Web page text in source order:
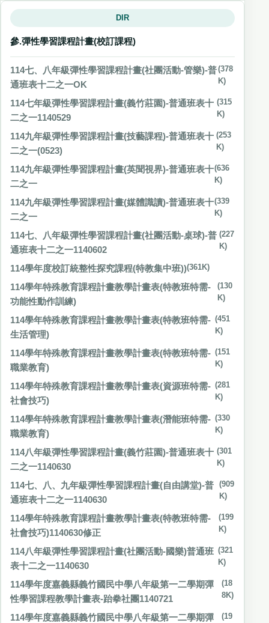
DIR
參.彈性學習課程計畫(校訂課程)
114七、八年級彈性學習課程計畫(社團活動-管樂)-普
通班表十二之一OK
(378
K)
114七年級彈性學習課程計畫(義竹莊園)-普通班表十
二之一1140529
(315
K)
114九年級彈性學習課程計畫(技藝課程)-普通班表十
二之一(0523)
(253
K)
114九年級彈性學習課程計畫(英聞視界)-普通班表十
二之一
(636
K)
114九年級彈性學習課程計畫(媒體識讀)-普通班表十
二之一
(339
K)
114七、八年級彈性學習課程計畫(社團活動-桌球)-普
通班表十二之一1140602
(227
K)
114學年度校訂統整性探究課程(特教集中班))(361K)
114學年特殊教育課程計畫教學計畫表(特教班特需-
功能性動作訓練)
(130
K)
114學年特殊教育課程計畫教學計畫表(特教班特需-
生活管理)
(451
K)
114學年特殊教育課程計畫教學計畫表(特教班特需-
職業教育)
(151
K)
114學年特殊教育課程計畫教學計畫表(資源班特需-
社會技巧)
(281
K)
114學年特殊教育課程計畫教學計畫表(潛能班特需-
職業教育)
(330
K)
114八年級彈性學習課程計畫(義竹莊園)-普通班表十
二之一1140630
(301
K)
114七、八、九年級彈性學習課程計畫(自由講堂)-普
通班表十二之一1140630
(909
K)
114學年特殊教育課程計畫教學計畫表(特教班特需-
社會技巧)1140630修正
(199
K)
114八年級彈性學習課程計畫(社團活動-國樂)普通班
表十二之一1140630
(321
K)
114學年度嘉義縣義竹國民中學八年級第一二學期彈
性學習課程教學計畫表-跆拳社團1140721
(18
8K)
114學年度嘉義縣義竹國民中學八年級第一二學期彈
(19